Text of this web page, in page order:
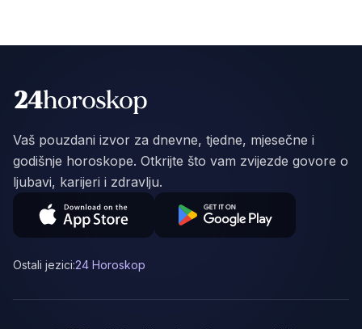
Vaš pouzdani izvor za dnevne, tjedne, mjesečne i
godišnje horoskope. Otkrijte što vam zvijezde govore o
ljubavi, karijeri i zdravlju.
Ostali jezici:24 Horoskop